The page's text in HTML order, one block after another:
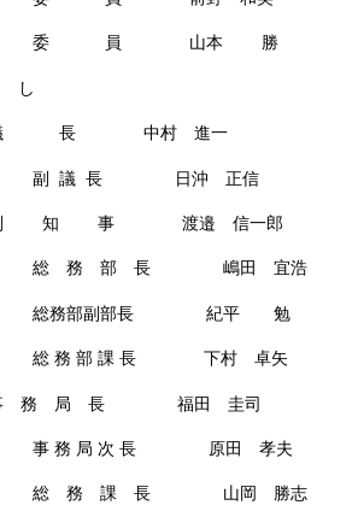
山本 勝
中村 進一
日沖 正信
事 渡邉 信一郎
長 嶋田 宜浩
部長 紀平 勉
長 下村 卓矢
局 長 福田 圭司
長 原田 孝夫
長 山岡 勝志